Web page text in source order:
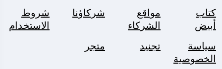
كتاب
أبيض
مواقع
الشركاء
شركاؤنا
شروط
الاستخدام
سياسة
الخصوصية
تجنيد متجر